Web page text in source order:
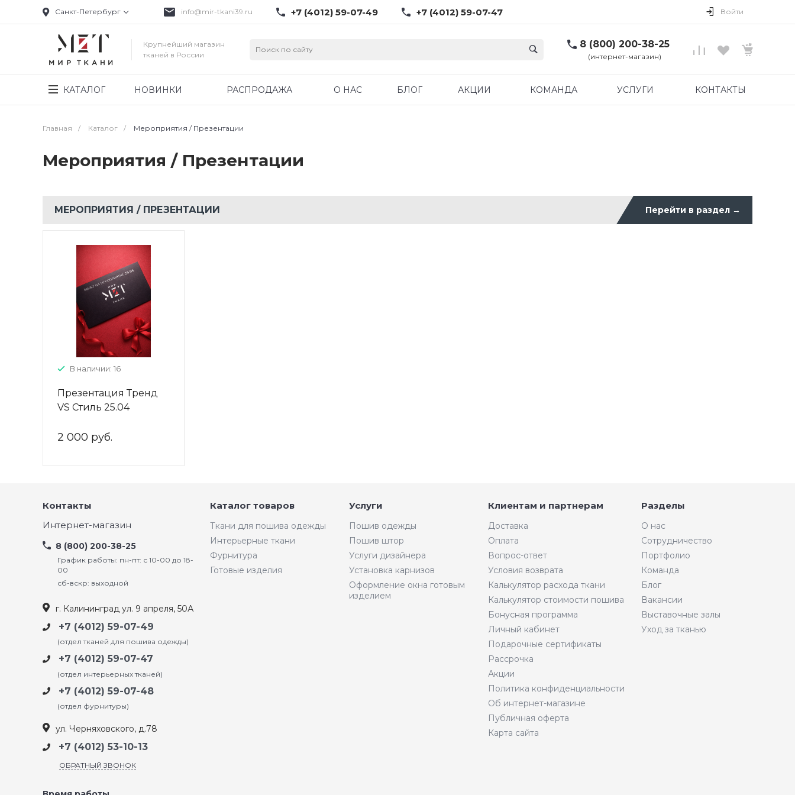
Санкт-Петербург info@mir-tkani39.ru +7 (4012) 59-07-49 +7 (4012) 59-07-47 Войти
Крупнейший магазин
тканей в России
8 (800) 200-38-25
(интернет-магазин)
КАТАЛОГ НОВИНКИ РАСПРОДАЖА О НАС БЛОГ АКЦИИ КОМАНДА УСЛУГИ КОНТАКТЫ
Главная / Каталог / Мероприятия / Презентации
Мероприятия / Презентации
МЕРОПРИЯТИЯ / ПРЕЗЕНТАЦИИ Перейти в раздел →
В наличии: 16
Презентация Тренд
VS Стиль 25.04
2 000 руб.
Контакты
Интернет-магазин
8 (800) 200-38-25
График работы: пн-пт: с 10-00 до 18-
00
сб-вскр: выходной
г. Калининград ул. 9 апреля, 50А
+7 (4012) 59-07-49
(отдел тканей для пошива одежды)
+7 (4012) 59-07-47
(отдел интерьерных тканей)
+7 (4012) 59-07-48
(отдел фурнитуры)
ул. Черняховского, д.78
+7 (4012) 53-10-13
ОБРАТНЫЙ ЗВОНОК
Каталог товаров
Ткани для пошива одежды
Интерьерные ткани
Фурнитура
Готовые изделия
Услуги
Пошив одежды
Пошив штор
Услуги дизайнера
Установка карнизов
Оформление окна готовым
изделием
Клиентам и партнерам
Доставка
Оплата
Вопрос-ответ
Условия возврата
Калькулятор расхода ткани
Калькулятор стоимости пошива
Бонусная программа
Личный кабинет
Подарочные сертификаты
Рассрочка
Акции
Политика конфиденциальности
Об интернет-магазине
Публичная оферта
Карта сайта
Разделы
О нас
Сотрудничество
Портфолио
Команда
Блог
Вакансии
Выставочные залы
Уход за тканью